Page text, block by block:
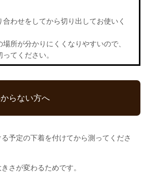
わせをしてから切り出してお使いく
所が分かりにくくなりやすいので、
てください。
らない方へ
予定の下着を付けてから測ってくださ
さが変わるためです。